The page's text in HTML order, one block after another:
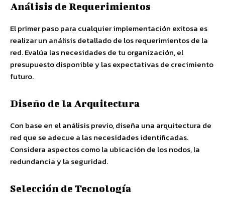
Análisis de Requerimientos
El primer paso para cualquier implementación exitosa es
realizar un análisis detallado de los requerimientos de la
red. Evalúa las necesidades de tu organización, el
presupuesto disponible y las expectativas de crecimiento
futuro.
Diseño de la Arquitectura
Con base en el análisis previo, diseña una arquitectura de
red que se adecue a las necesidades identificadas.
Considera aspectos como la ubicación de los nodos, la
redundancia y la seguridad.
Selección de Tecnología